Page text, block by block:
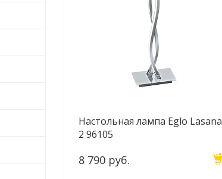
Настольная лампа Eglo Lasana
2 96105
8 790 руб.